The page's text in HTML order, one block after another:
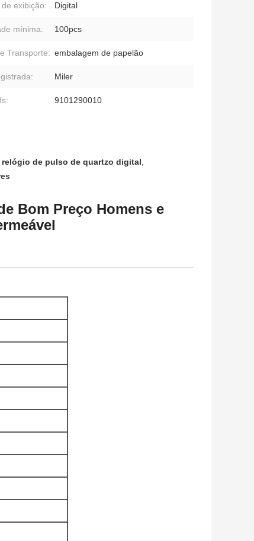
exibição: Digital
mínima: 100pcs
Transporte: embalagem de papelão
Miler
9101290010
relógio de pulso de quartzo digital,
Bom Preço Homens e